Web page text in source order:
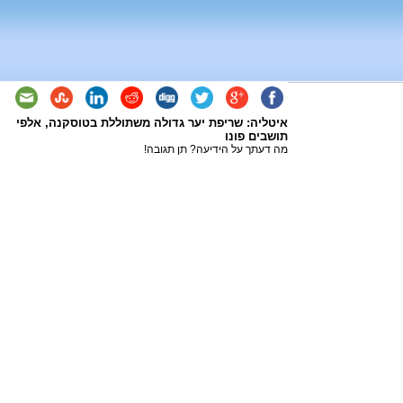
איטליה: שריפת יער גדולה משתוללת בטוסקנה, אלפי
תושבים פונו
מה דעתך על הידיעה? תן תגובה!